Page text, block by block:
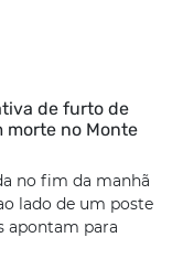
de furto de
morte no Monte
no fim da manhã
lado de um poste
apontam para